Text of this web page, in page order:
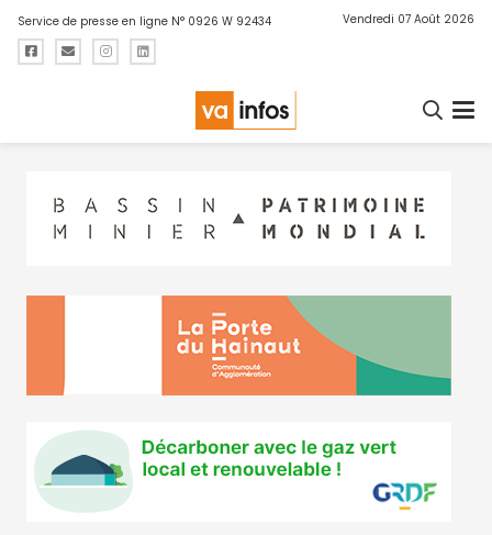
Service de presse en ligne N° 0926 W 92434 Vendredi 07 Août 2026